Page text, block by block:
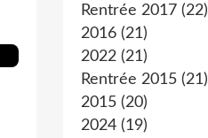
Rentrée 2017 (22)
2016 (21)
2022 (21)
Rentrée 2015 (21)
2015 (20)
2024 (19)